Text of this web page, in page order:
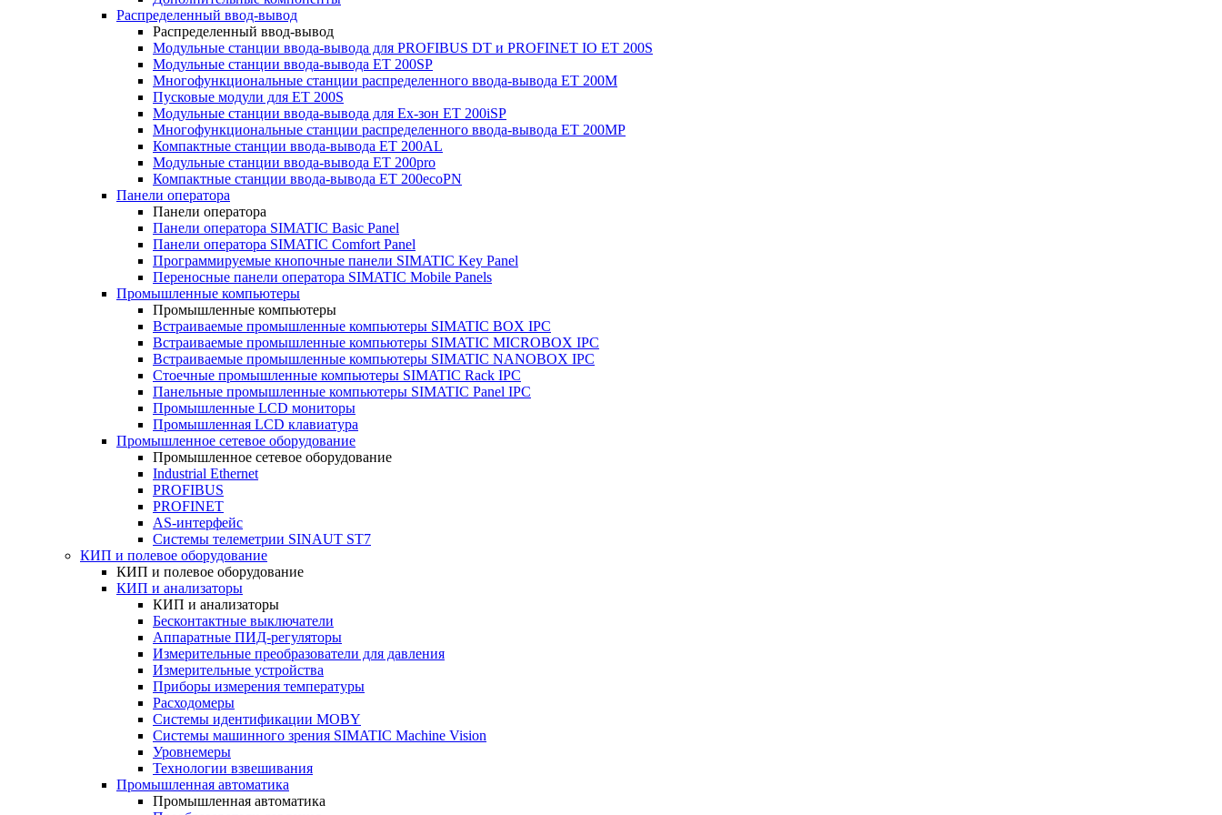
Распределенный ввод-вывод
Распределенный ввод-вывод
Модульные станции ввода-вывода для PROFIBUS DT и PROFINET IO ET 200S
Модульные станции ввода-вывода ET 200SP
Многофункциональные станции распределенного ввода-вывода ET 200M
Пусковые модули для ET 200S
Модульные станции ввода-вывода для Ex-зон ET 200iSP
Многофункциональные станции распределенного ввода-вывода ET 200MP
Компактные станции ввода-вывода ET 200AL
Модульные станции ввода-вывода ET 200pro
Компактные станции ввода-вывода ET 200ecoPN
Панели оператора
Панели оператора
Панели оператора SIMATIC Basic Panel
Панели оператора SIMATIC Comfort Panel
Программируемые кнопочные панели SIMATIC Key Panel
Переносные панели оператора SIMATIC Mobile Panels
Промышленные компьютеры
Промышленные компьютеры
Встраиваемые промышленные компьютеры SIMATIC BOX IPC
Встраиваемые промышленные компьютеры SIMATIC MICROBOX IPC
Встраиваемые промышленные компьютеры SIMATIC NANOBOX IPC
Стоечные промышленные компьютеры SIMATIC Rack IPC
Панельные промышленные компьютеры SIMATIC Panel IPC
Промышленные LCD мониторы
Промышленная LCD клавиатура
Промышленное сетевое оборудование
Промышленное сетевое оборудование
Industrial Ethernet
PROFIBUS
PROFINET
AS-интерфейс
Системы телеметрии SINAUT ST7
КИП и полевое оборудование
КИП и полевое оборудование
КИП и анализаторы
КИП и анализаторы
Бесконтактные выключатели
Аппаратные ПИД-регуляторы
Измерительные преобразователи для давления
Измерительные устройства
Приборы измерения температуры
Расходомеры
Системы идентификации MOBY
Системы машинного зрения SIMATIC Machine Vision
Уровнемеры
Технологии взвешивания
Промышленная автоматика
Промышленная автоматика